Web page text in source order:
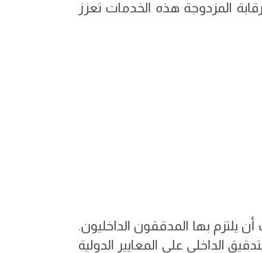
المزدوجة هذه الخدمات تعزز
يلتزم بها المدققون الداخليون.
الداخلي على المعايير الدولية